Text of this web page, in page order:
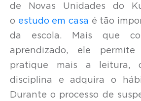
de Novas Unidades do
o estudo em casa é tão
da escola. Mais que
aprendizado, ele
pratique mais a leitura,
disciplina e adquira o
Durante o processo de